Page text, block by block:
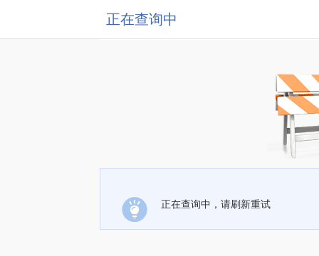
正在查询中
正在查询中，请刷新重试